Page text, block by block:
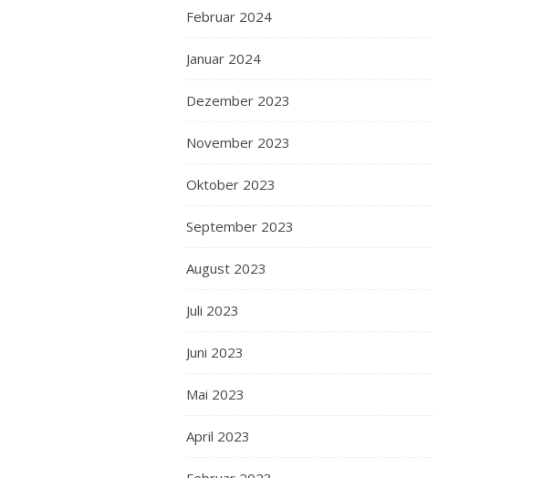
Februar 2024
Januar 2024
Dezember 2023
November 2023
Oktober 2023
September 2023
August 2023
Juli 2023
Juni 2023
Mai 2023
April 2023